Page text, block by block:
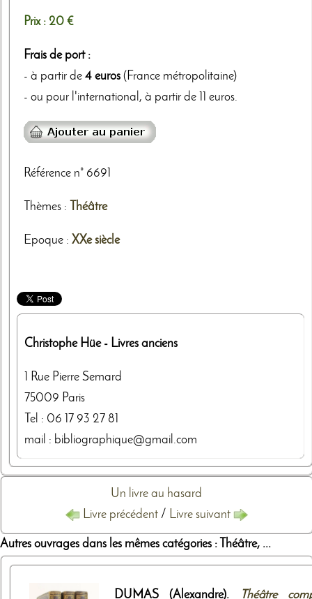
Prix : 20 €
Frais de port :
- à partir de 4 euros (France métropolitaine)
- ou pour l'international, à partir de 11 euros.
Référence n° 6691
Thèmes : Théâtre
Epoque : XXe siècle
Christophe Hüe- Livres anciens
1 Rue Pierre Semard
75009 Paris
Tel : 06 17 93 27 81
mail : bibliographique@gmail.com
Un livre au hasard
Livre précédent / Livre suivant
Autres ouvrages dans les mêmes catégories : Théâtre, ...
DUMAS (Alexandre). Théâtre